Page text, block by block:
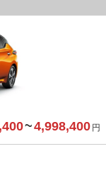
~4,998,400 円